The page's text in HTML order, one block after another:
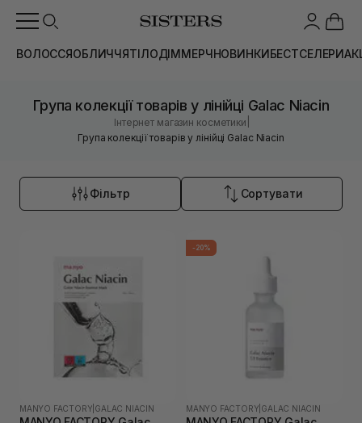
ВОЛОССЯОБЛИЧЧЯТІЛОДІММЕРЧНОВИНКИБЕСТСЕЛЕРИ
Група колекції товарів у лінійці Galac Niacin
Інтернет магазин косметики
Група колекції товарів у лінійці Galac Niacin
Фільтр Сортувати
MANYO FACTORY GALAC NIACIN
-20%
MANYO FACTORY GALAC NIACIN